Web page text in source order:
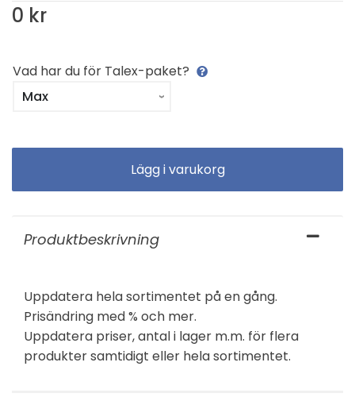
0 kr
Vad har du för Talex-paket?
Produktbeskrivning
Uppdatera hela sortimentet på en gång.
Prisändring med % och mer.
Uppdatera priser, antal i lager m.m. för flera
produkter samtidigt eller hela sortimentet.